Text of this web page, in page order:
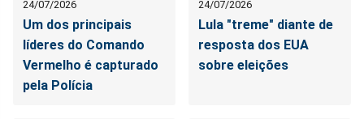
24/07/2026
Um dos principais
líderes do Comando
Vermelho é capturado
pela Polícia
24/07/2026
Lula "treme" diante de
resposta dos EUA
sobre eleições